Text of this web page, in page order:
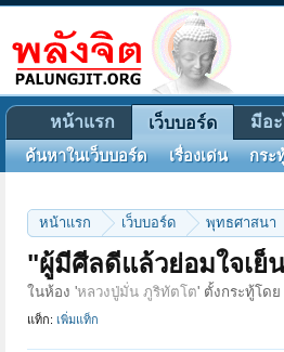
หน้าแรก เว็บบอร์ด พุทธศาสนา
"ผู้มีศีลดีแล้วย่อมใจเย็
ในห้อง 'หลวงปู่มั่น ภูริทัตโต' ตั้งกระทู้โดย
แท็ก: เพิ่มแท็ก
หน้าแรก เว็บบอร์ด
ค้นหาในเว็บบอร์ด เรื่องเด่น กระ
มีอ